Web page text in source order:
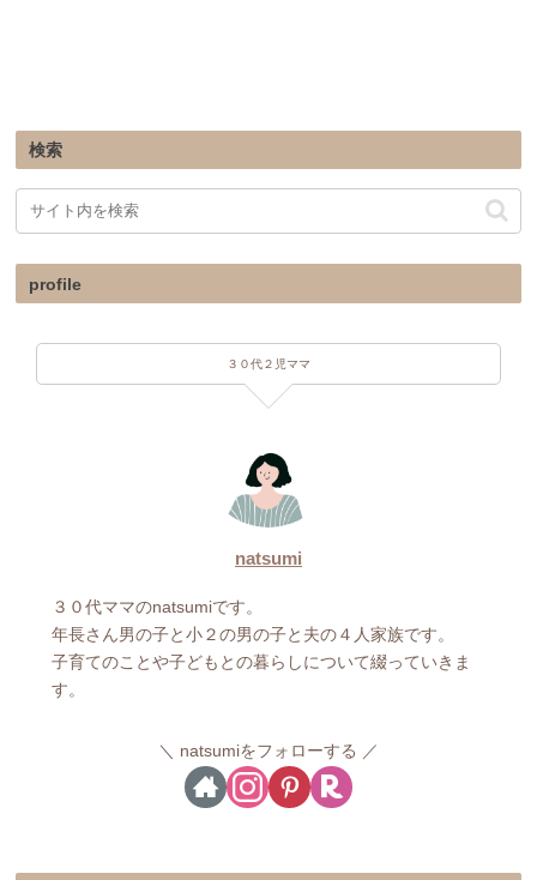
検索
profile
３０代２児ママ
natsumi
３０代ママのnatsumiです。
年長さん男の子と小２の男の子と夫の４人家族です。
子育てのことや子どもとの暮らしについて綴っていきま
す。
natsumiをフォローする